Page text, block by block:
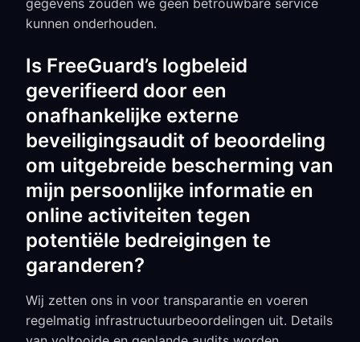
gegevens zouden we geen betrouwbare service
kunnen onderhouden.
Is FreeGuard’s logbeleid
geverifieerd door een
onafhankelijke externe
beveiligingsaudit of beoordeling
om uitgebreide bescherming van
mijn persoonlijke informatie en
online activiteiten tegen
potentiële bedreigingen te
garanderen?
Wij zetten ons in voor transparantie en voeren
regelmatig infrastructuurbeoordelingen uit. Details